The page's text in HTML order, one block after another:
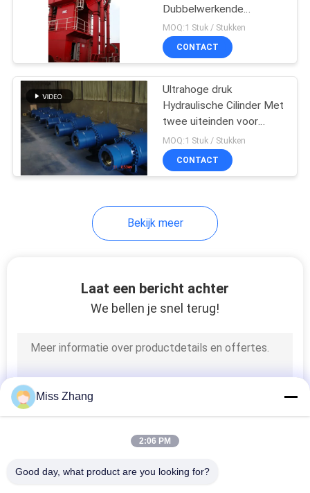
Dubbelwerkende
Hydraulische Cilinder
voor Mechanisch
MOQ:1 Stuk / Stukken
CONTACT
Ultrahoge druk
Hydraulische Cilinder Met
twee uiteinden voor
Kernenergiepost
MOQ:1 Stuk / Stukken
CONTACT
Bekijk meer
Laat een bericht achter
We bellen je snel terug!
Miss Zhang
2:06 PM
Good day, what product are you looking for?